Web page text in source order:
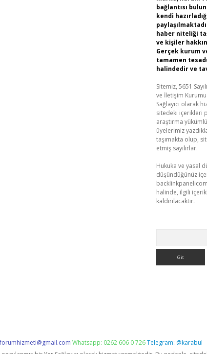
bağlantısı
kendi
haber niteliği
ve kişiler
Gerçek kurum
tamamen
halindedir ve
Sitemiz, 5651
ve İletişim
Sağlayıcı olarak
sitedeki içerikleri
araştırma
üyelerimiz
taşımakta olup,
etmiş sayılırlar.
Hukuka ve yasal
düşündüğünüz
halinde, ilgili
kaldırılacaktır.
forumhizmeti@gmail.com Whatsapp: 0262 606 0 726Telegram: @karabul